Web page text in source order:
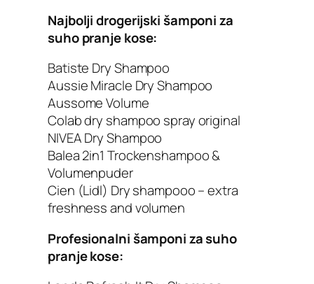
Najbolji drogerijski šamponi za
suho pranje kose:
Batiste Dry Shampoo
Aussie Miracle Dry Shampoo
Aussome Volume
Colab dry shampoo spray original
NIVEA Dry Shampoo
Balea 2in1 Trockenshampoo &
Volumenpuder
Cien (Lidl) Dry shampooo – extra
freshness and volumen
Profesionalni šamponi za suho
pranje kose: